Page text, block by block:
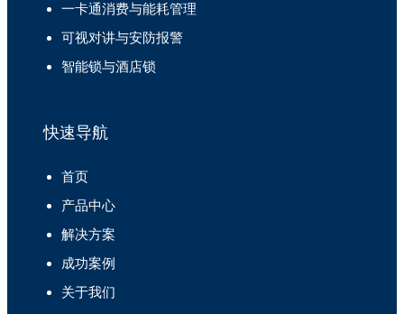
一卡通消费与能耗管理
可视对讲与安防报警
智能锁与酒店锁
快速导航
首页
产品中心
解决方案
成功案例
关于我们